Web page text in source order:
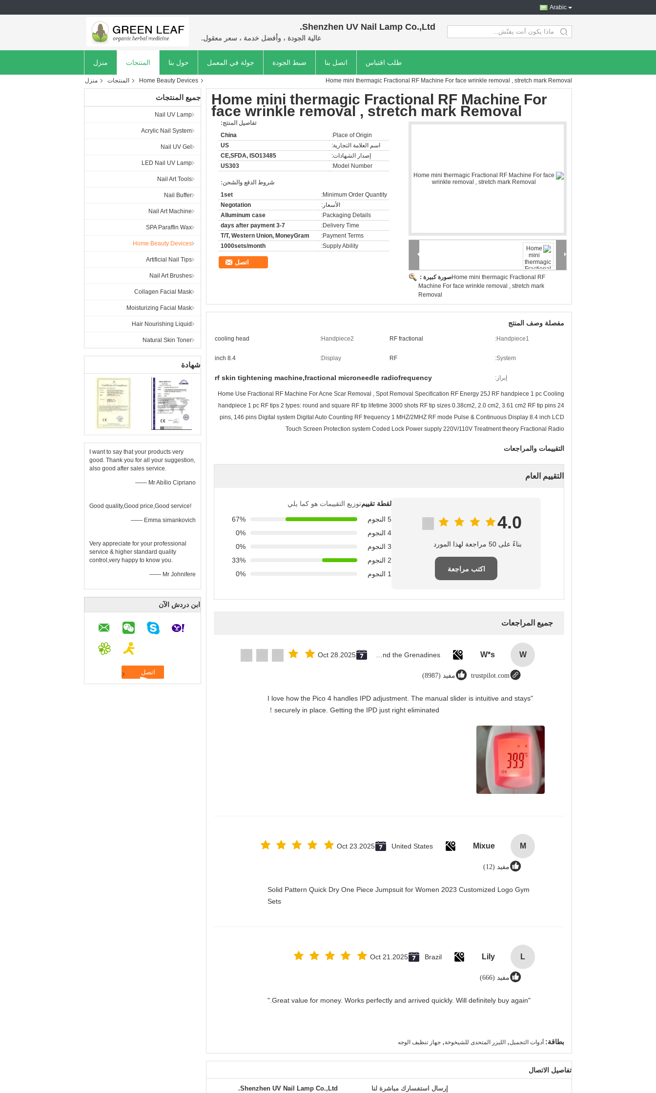
Arabic
Shenzhen UV Nail Lamp Co.,Ltd.
عالية الجودة ، وأفضل خدمة ، سعر معقول. search
منزل المنتجات حول بنا جولة في المعمل ضبط الجودة اتصل بنا طلب اقتباس
منزل المنتجات Home Beauty Devices Home mini thermagic Fractional RF Machine For face wrinkle removal , stretch mark Removal
جميع المنتجات
Nail UV Lamp
Acrylic Nail System
Nail UV Gel
LED Nail UV Lamp
Nail Art Tools
Nail Buffer
Nail Art Machine
SPA Paraffin Wax
Home Beauty Devices
Artificial Nail Tips
Nail Art Brushes
Collagen Facial Mask
Moisturizing Facial Mask
Hair Nourishing Liquid
Natural Skin Toner
شهادة
I want to say that your products very
good. Thank you for all your suggestion,
also good after sales service.
—— Mr Abílio Cipriano
Good quality,Good price,Good service!
—— Emma simankovich
Very appreciate for your professional
service & higher standard quality
control,very happy to know you.
—— Mr Johnifere
ابن دردش الآن
Home mini thermagic Fractional RF Machine For
face wrinkle removal , stretch mark Removal
صورة كبيرة :Home mini thermagic Fractional RF
Machine For face wrinkle removal , stretch mark
Removal
تفاصيل المنتج:
Place of Origin:
China
اسم العلامة التجارية:
US
إصدار الشهادات:
CE,SFDA, ISO13485
Model Number:
US303
شروط الدفع والشحن:
Minimum Order Quantity:
1set
الأسعار:
Negotation
Packaging Details:
Alluminum case
Delivery Time:
3-7 days after payment
Payment Terms:
T/T, Western Union, MoneyGram
Supply Ability:
1000sets/month
اتصل
مفصلة وصف المنتج
Handpiece1:
RF fractional
Handpiece2:
cooling head
System:
RF
Display:
8.4 inch
إبراز: rf skin tightening machine,fractional microneedle radiofrequency
Home Use Fractional RF Machine For Acne Scar Removal , Spot Removal Specification RF Energy 25J RF handpiece 1 pc Cooling
handpiece 1 pc RF tips 2 types: round and square RF tip lifetime 3000 shots RF tip sizes 0.38cm2, 2.0 cm2, 3.61 cm2 RF tip pins 24
pins, 146 pins Digital system Digital Auto Counting RF frequency 1 MHZ/2MHZ RF mode Pulse & Continuous Display 8.4 inch LCD
Touch Screen Protection system Coded Lock Power supply 220V/110V Treatment theory Fractional Radio
التقييمات والمراجعات
التقييم العام
4.0
بناءً على 50 مراجعة لهذا المورد
اكتب مراجعة
لقطة تقييمتوزيع التقييمات هو كما يلي
5 النجوم
67%
4 النجوم
0%
3 النجوم
0%
2 النجوم
33%
1 النجوم
0%
جميع المراجعات
W
W*s
Oct 28.2025
trustpilot.com مفيد (8987)
"I love how the Pico 4 handles IPD adjustment. The manual slider is intuitive and stays
securely in place. Getting the IPD just right eliminated！
M
Mixue
United States
Oct 23.2025
مفيد (12)
Solid Pattern Quick Dry One Piece Jumpsuit for Women 2023 Customized Logo Gym
Sets
L
Lily
Brazil
Oct 21.2025
مفيد (666)
"Great value for money. Works perfectly and arrived quickly. Will definitely buy again."
بطاقة: أدوات التجميل, الليزر المتحدى للشيخوخة, جهاز تنظيف الوجه
تفاصيل الاتصال
Shenzhen UV Nail Lamp Co.,Ltd. إرسال استفسارك مباشرة لنا